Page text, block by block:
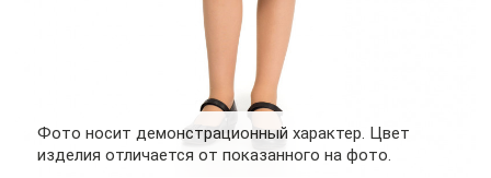
Фото носит демонстрационный характер. Цвет
изделия отличается от показанного на фото.